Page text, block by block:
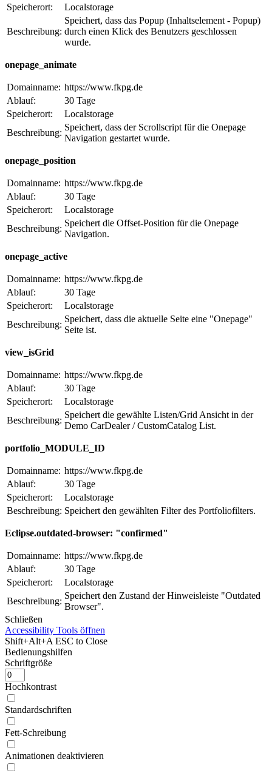
Speicherort:
Localstorage
Beschreibung:
Speichert, dass das Popup (Inhaltselement - Popup)
durch einen Klick des Benutzers geschlossen
wurde.
onepage_animate
Domainname: https://www.fkpg.de
Ablauf:
30 Tage
Speicherort:
Localstorage
Beschreibung:
Speichert, dass der Scrollscript für die Onepage
Navigation gestartet wurde.
onepage_position
Domainname: https://www.fkpg.de
Ablauf:
30 Tage
Speicherort:
Localstorage
Beschreibung:
Speichert die Offset-Position für die Onepage
Navigation.
onepage_active
Domainname: https://www.fkpg.de
Ablauf:
30 Tage
Speicherort:
Localstorage
Beschreibung:
Speichert, dass die aktuelle Seite eine "Onepage"
Seite ist.
view_isGrid
Domainname: https://www.fkpg.de
Ablauf:
30 Tage
Speicherort:
Localstorage
Beschreibung:
Speichert die gewählte Listen/Grid Ansicht in der
Demo CarDealer / CustomCatalog List.
portfolio_MODULE_ID
Domainname: https://www.fkpg.de
Ablauf:
30 Tage
Speicherort:
Localstorage
Beschreibung: Speichert den gewählten Filter des Portfoliofilters.
Eclipse.outdated-browser: "confirmed"
Domainname: https://www.fkpg.de
Ablauf:
30 Tage
Speicherort:
Localstorage
Beschreibung:
Speichert den Zustand der Hinweisleiste "Outdated
Browser".
Schließen
Accessibility Tools öffnen
Shift+Alt+A ESC to Close
Bedienungshilfen
Schriftgröße
Hochkontrast
Standardschriften
Fett-Schreibung
Animationen deaktivieren